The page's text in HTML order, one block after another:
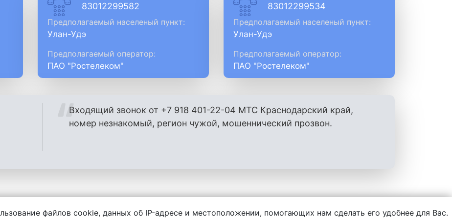
83012299582
Предполагаемый населеный пункт:
Улан-Удэ
Предполагаемый оператор:
ПАО "Ростелеком"
83012299534
Предполагаемый населеный пункт:
Улан-Удэ
Предполагаемый оператор:
ПАО "Ростелеком"
Входящий звонок от +7 918 401-22-04 МТС Краснодарский край,
номер незнакомый, регион чужой, мошеннический прозвон.
за содержание комментариев, любой другой информации, написанной пользователями.
файлов cookie, данных об IP-адресе и местоположении, помогающих нам сделать его удобнее для Вас.